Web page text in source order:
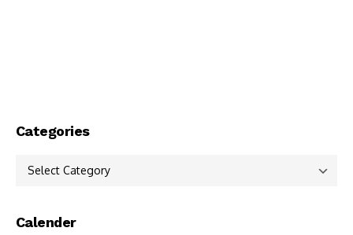
Categories
Categories
Calender